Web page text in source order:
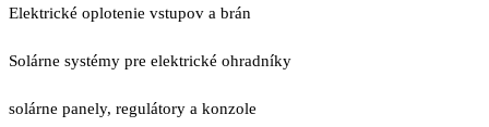
Elektrické oplotenie vstupov a brán
Solárne systémy pre elektrické ohradníky
solárne panely, regulátory a konzole